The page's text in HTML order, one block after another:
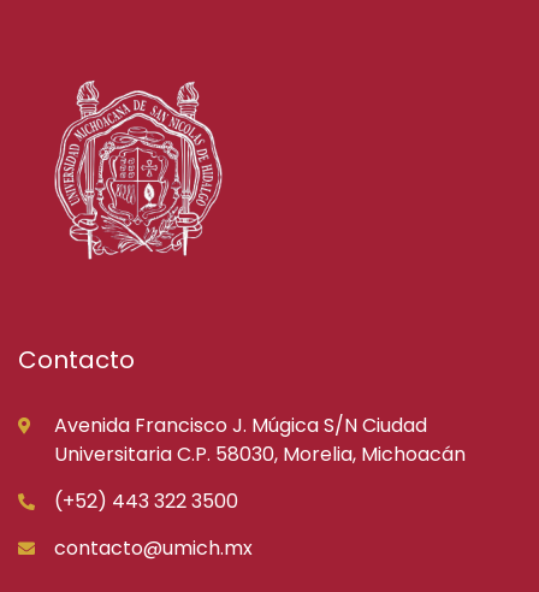
Contacto
Avenida Francisco J. Múgica S/N Ciudad
Universitaria C.P. 58030, Morelia, Michoacán
(+52) 443 322 3500
contacto@umich.mx